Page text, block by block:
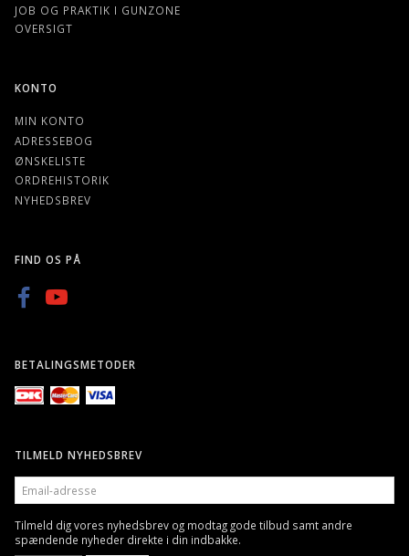
JOB OG PRAKTIK I GUNZONE
OVERSIGT
KONTO
MIN KONTO
ADRESSEBOG
ØNSKELISTE
ORDREHISTORIK
NYHEDSBREV
FIND OS PÅ
BETALINGSMETODER
TILMELD NYHEDSBREV
EMAIL-
ADRESSE
Tilmeld dig vores nyhedsbrev og modtag gode tilbud samt andre
spændende nyheder direkte i din indbakke.